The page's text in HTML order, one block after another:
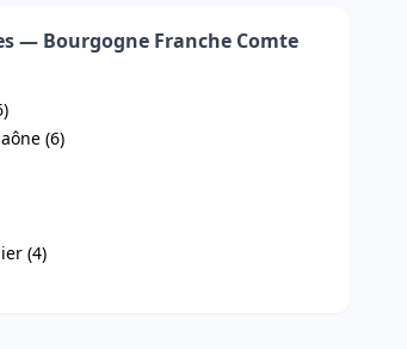
— Bourgogne Franche Comte
(6)
(4)